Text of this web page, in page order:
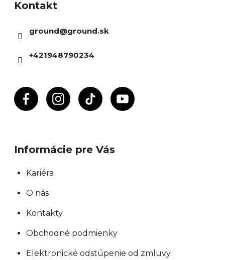
Kontakt
ground@ground.sk
+421948790234
Informácie pre Vás
Kariéra
O nás
Kontakty
Obchodné podmienky
Elektronické odstúpenie od zmluvy